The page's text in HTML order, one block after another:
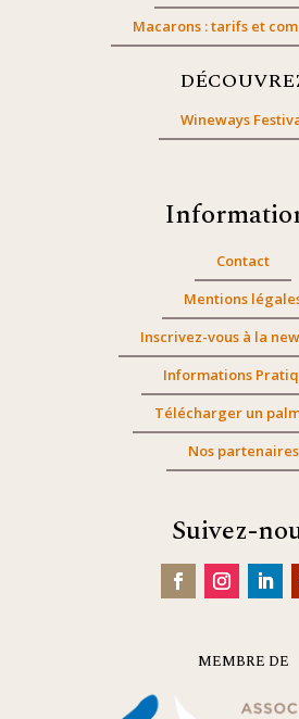
Macarons : tarifs et
Wineways
Contact
Mentions
Inscrivez-vous à la
Informations
Télécharger un
Nos partenaires
Suivez-
MEMBRE DE